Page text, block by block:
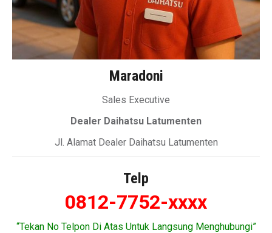
Maradoni
Sales Executive
Dealer Daihatsu Latumenten
Jl. Alamat Dealer Daihatsu Latumenten
Telp
0812-7752-xxxx
“Tekan No Telpon Di Atas Untuk Langsung Menghubungi”